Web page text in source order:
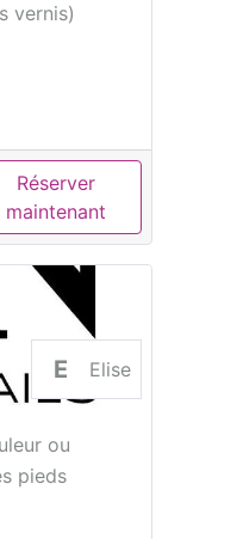
vernis)
Réserver
maintenant
E Elise
ou
pieds